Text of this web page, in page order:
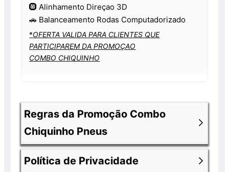
🛞 Alinhamento Direçao 3D
🚗 Balanceamento Rodas Computadorizado
*OFERTA VALIDA PARA CLIENTES QUE
PARTICIPAREM DA PROMOÇAO
COMBO CHIQUINHO
Regras da Promoção Combo
Chiquinho Pneus
Os produtos anunciados fazem parte de
Política de Privacidade